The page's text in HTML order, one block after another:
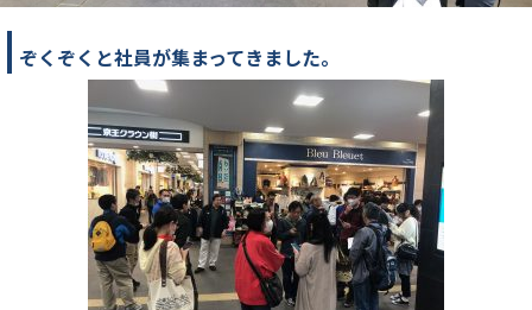
ぞくぞくと社員が集まってきました。